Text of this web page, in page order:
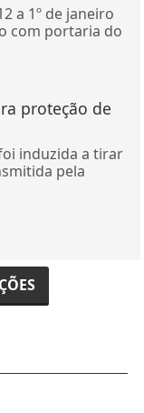
a 1º de janeiro
com portaria do
proteção de
induzida a tirar
pela